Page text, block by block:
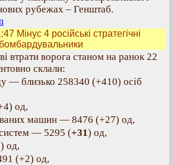
рубежах – Генштаб.
Мінус 4 російські стратегічні
бомбардувальники
втрати ворога станом на ранок 22
склали:
— близько 258340 (+410) осіб
од,
машин — 8476 (+27) од,
— 5295 (+31) од,
од,
(+2) од,